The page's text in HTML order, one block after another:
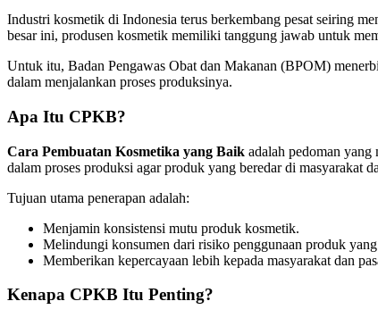
Industri kosmetik di Indonesia terus berkembang pesat seiring
besar ini, produsen kosmetik memiliki tanggung jawab untuk
Untuk itu, Badan Pengawas Obat dan Makanan (BPOM)
dalam menjalankan proses produksinya.
Apa Itu CPKB?
Cara Pembuatan Kosmetika yang Baik adalah pedoman yang
dalam proses produksi agar produk yang beredar di masyarakat
Tujuan utama penerapan adalah:
Menjamin konsistensi mutu produk kosmetik.
Melindungi konsumen dari risiko penggunaan produk
Memberikan kepercayaan lebih kepada masyarakat dan
Kenapa CPKB Itu Penting?